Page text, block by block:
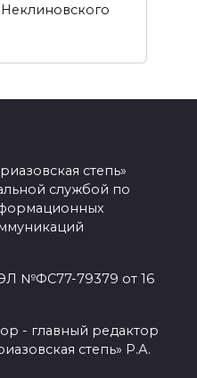
степь»
службой по
№ФС77-79379 от 16
- главный редактор
степь» Р.А.